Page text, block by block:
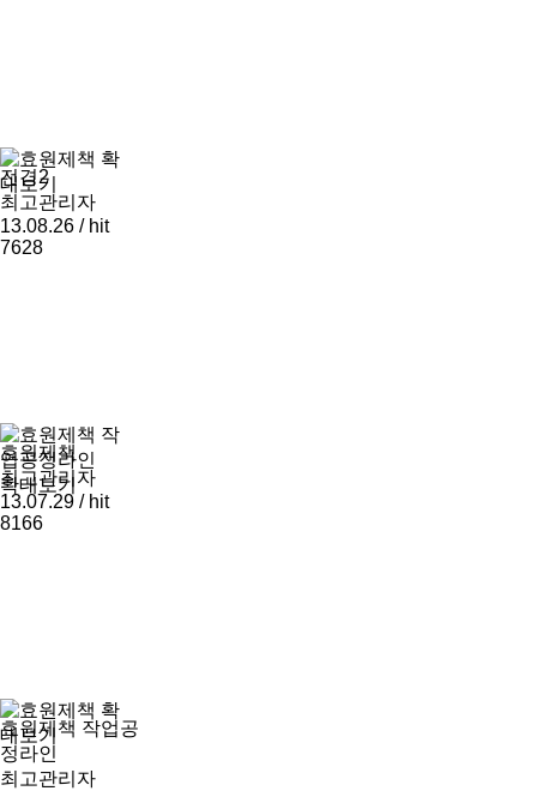
전경2
최고관리자
13.08.26 / hit
7628
확
대보기
효원제책
최고관리자
13.07.29 / hit
8166
확대보기
효원제책 작업공
정라인
최고관리자
확
대보기